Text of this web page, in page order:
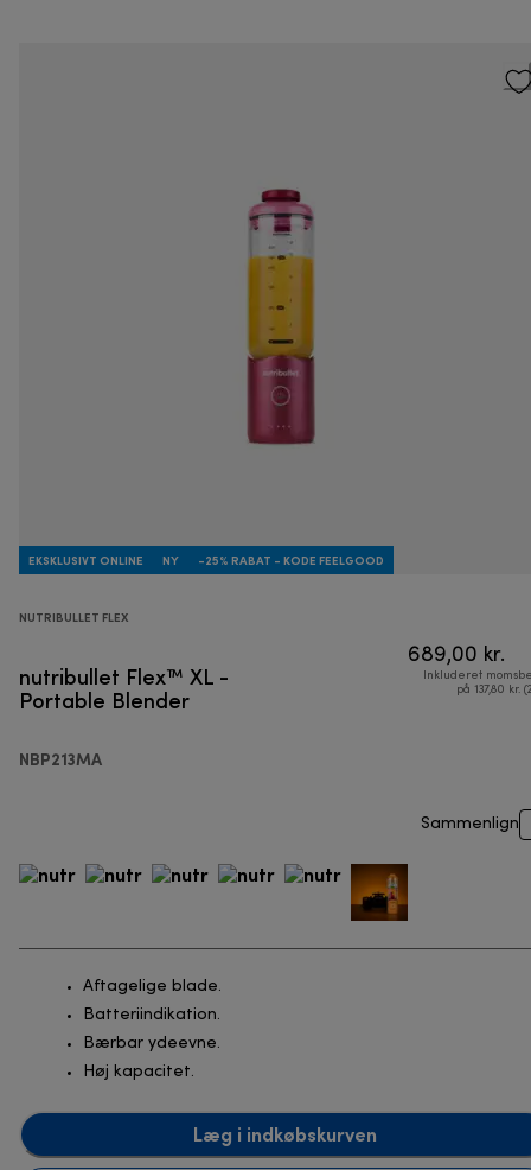
EKSKLUSIVT ONLINE NY -25% RABAT - KODE FEELGOOD
NUTRIBULLET FLEX
nutribullet Flex™ XL -
Portable Blender
NBP213MA
689,00 kr.
Inkluderet
på 137,80 kr.
Sammenlign
Aftagelige blade.
Batteriindikation.
Bærbar ydeevne.
Høj kapacitet.
Læg i indkøbskurven